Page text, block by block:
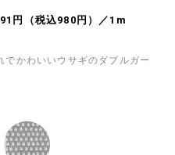
円（税込980円）／1m
かわいいウサギのダブルガー